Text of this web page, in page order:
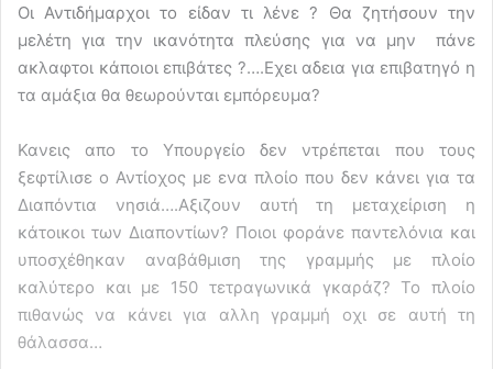
Οι Αντιδήμαρχοι το είδαν τι λένε ? Θα ζητήσουν την
μελέτη για την ικανότητα πλεύσης για να μην πάνε
ακλαφτοι κάποιοι επιβάτες ?….Εχει αδεια για επιβατηγό η
τα αμάξια θα θεωρούνται εμπόρευμα?
Κανεις απο το Υπουργείο δεν ντρέπεται που τους
ξεφτίλισε ο Αντίοχος με ενα πλοίο που δεν κάνει για τα
Διαπόντια νησιά….Αξιζουν αυτή τη μεταχείριση η
κάτοικοι των Διαποντίων? Ποιοι φοράνε παντελόνια και
υποσχέθηκαν αναβάθμιση της γραμμής με πλοίο
καλύτερο και με 150 τετραγωνικά γκαράζ? Το πλοίο
πιθανώς να κάνει για αλλη γραμμή οχι σε αυτή τη
θάλασσα…